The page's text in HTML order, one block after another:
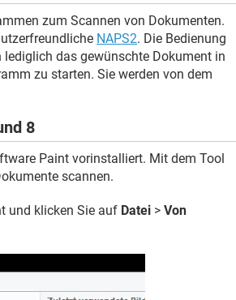
zum Scannen von Dokumenten.
NAPS2. Die Bedienung
das gewünschte Dokument in
zu starten. Sie werden von dem
8
Paint vorinstalliert. Mit dem Tool
scannen.
und klicken Sie auf Datei > Von